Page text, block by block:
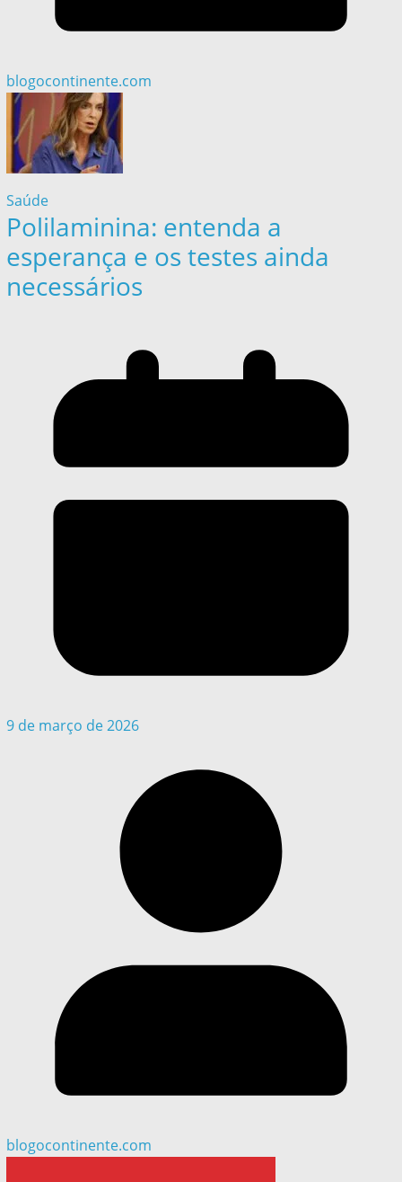
blogocontinente.com
Saúde
Polilaminina: entenda a
esperança e os testes ainda
necessários
9 de março de 2026
blogocontinente.com